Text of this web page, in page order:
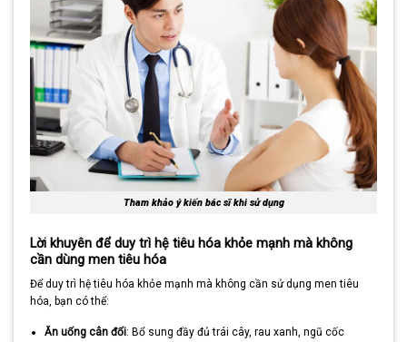
Tham khảo ý kiến bác sĩ khi sử dụng
Lời khuyên để duy trì hệ tiêu hóa khỏe mạnh mà không
cần dùng men tiêu hóa
Để duy trì hệ tiêu hóa khỏe mạnh mà không cần sử dụng men tiêu
hóa, bạn có thể:
Ăn uống cân đối: Bổ sung đầy đủ trái cây, rau xanh, ngũ cốc